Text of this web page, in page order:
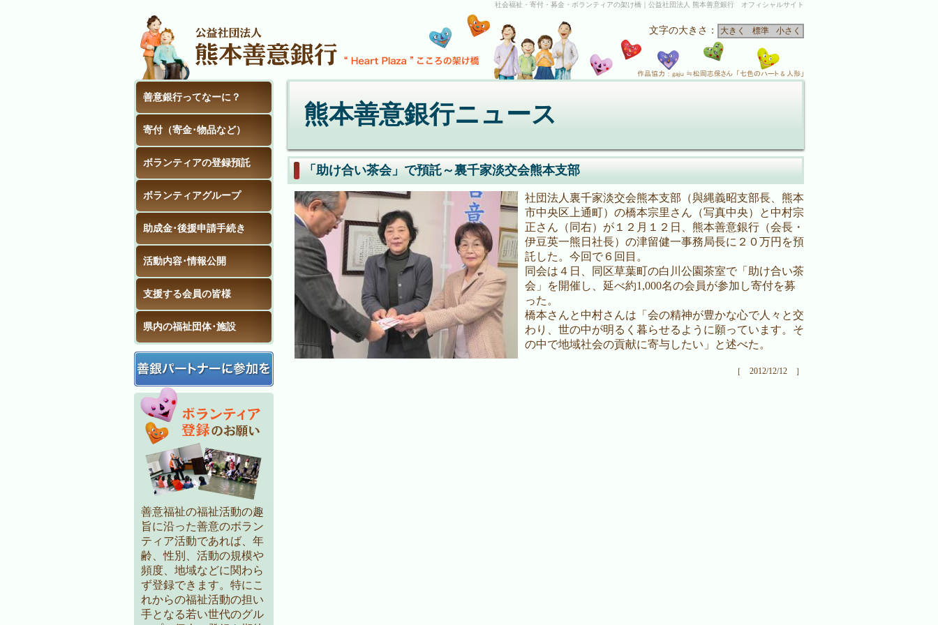
社会福祉・寄付・募金・ボランティアの架け橋｜公益社団法人 熊本善意銀行 オフィシャルサイト
文字の大きさ： 大きく 標準 小さく
熊本善意銀行ニュース
「助け合い茶会」で預託～裏千家淡交会熊本支部
社団法人裏千家淡交会熊本支部（與縄義昭支部長、熊本
市中央区上通町）の橋本宗里さん（写真中央）と中村宗
正さん（同右）が１２月１２日、熊本善意銀行（会長・
伊豆英一熊日社長）の津留健一事務局長に２０万円を預
託した。今回で６回目。
同会は４日、同区草葉町の白川公園茶室で「助け合い茶
会」を開催し、延べ約1,000名の会員が参加し寄付を募
った。
橋本さんと中村さんは「会の精神が豊かな心で人々と交
わり、世の中が明るく暮らせるように願っています。そ
の中で地域社会の貢献に寄与したい」と述べた。
［ 2012/12/12 ］
善意銀行ってなーに？
寄付（寄金･物品など）
ボランティアの登録預託
ボランティアグループ
助成金･後援申請手続き
活動内容･情報公開
支援する会員の皆様
県内の福祉団体･施設
善意福祉の福祉活動の趣
旨に沿った善意のボラン
ティア活動であれば、年
齢、性別、活動の規模や
頻度、地域などに関わら
ず登録できます。特にこ
れからの福祉活動の担い
手となる若い世代のグル